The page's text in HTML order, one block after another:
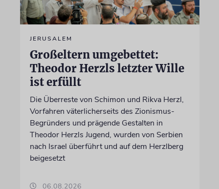
JERUSALEM
Großeltern umgebettet:
Theodor Herzls letzter Wille
ist erfüllt
Die Überreste von Schimon und Rikva Herzl,
Vorfahren väterlicherseits des Zionismus-
Begründers und prägende Gestalten in
Theodor Herzls Jugend, wurden von Serbien
nach Israel überführt und auf dem Herzlberg
beigesetzt
06.08.2026